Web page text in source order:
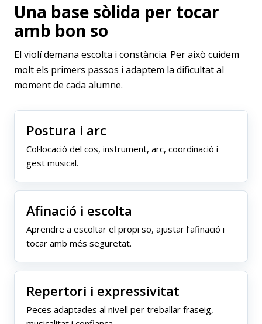
Una base sòlida per tocar
amb bon so
El violí demana escolta i constància. Per això cuidem
molt els primers passos i adaptem la dificultat al
moment de cada alumne.
Postura i arc
Col·locació del cos, instrument, arc, coordinació i
gest musical.
Afinació i escolta
Aprendre a escoltar el propi so, ajustar l’afinació i
tocar amb més seguretat.
Repertori i expressivitat
Peces adaptades al nivell per treballar fraseig,